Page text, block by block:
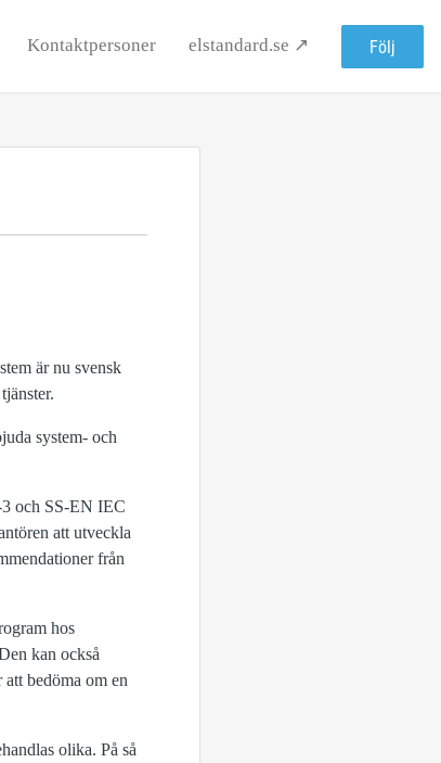
Kontaktpersoner elstandard.se ↗ Följ
är nu svensk
system- och
och SS‑EN IEC
att utveckla
från
hos
kan också
bedöma om en
olika. På så